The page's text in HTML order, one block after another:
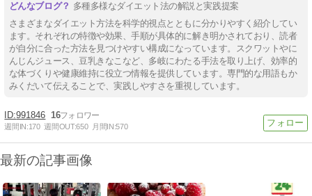
多種多様なダイエット法の解説と実践提案
さまざまなダイエット方法を科学的視点とともに分かりやすく紹介してい
ます。それぞれの特徴や効果、手順が具体的に解き明かされており、読者
が自分に合った方法を見つけやすい構成になっています。スクワットやに
んじんジュース、豆乳きなこなど、多岐にわたる手法を取り上げ、効率的
な体づくりや健康維持に役立つ情報を提供しています。専門的な用語もか
みくだいて伝えることで、実践しやすさを重視しています。
991846 16
週間IN:170 週間OUT:650 月間IN:570
最新の記事画像